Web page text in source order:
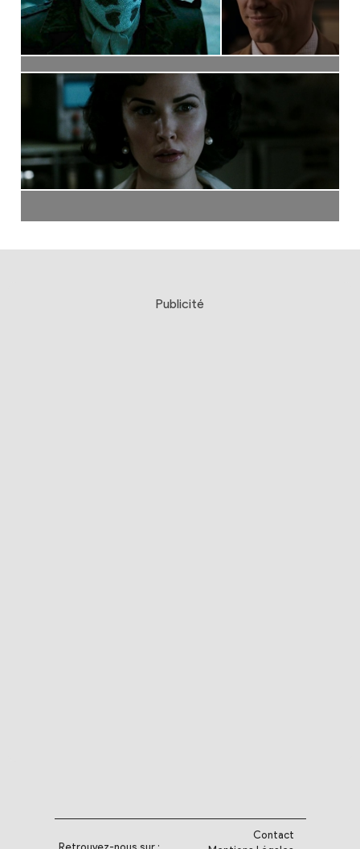
Publicité
Contact